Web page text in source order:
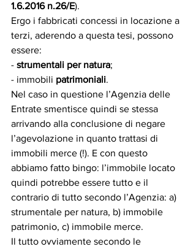
1.6.2016 n.26/E).
Ergo i fabbricati concessi in locazione a
terzi, aderendo a questa tesi, possono
essere:
- strumentali per natura;
- immobili patrimoniali.
Nel caso in questione l’Agenzia delle
Entrate smentisce quindi se stessa
arrivando alla conclusione di negare
l’agevolazione in quanto trattasi di
immobili merce (!). E con questo
abbiamo fatto bingo: l’immobile locato
quindi potrebbe essere tutto e il
contrario di tutto secondo l’Agenzia: a)
strumentale per natura, b) immobile
patrimonio, c) immobile merce.
Il tutto ovviamente secondo le